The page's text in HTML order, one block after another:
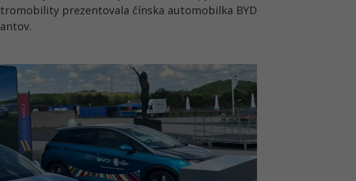
prezentovala čínska automobilka BYD